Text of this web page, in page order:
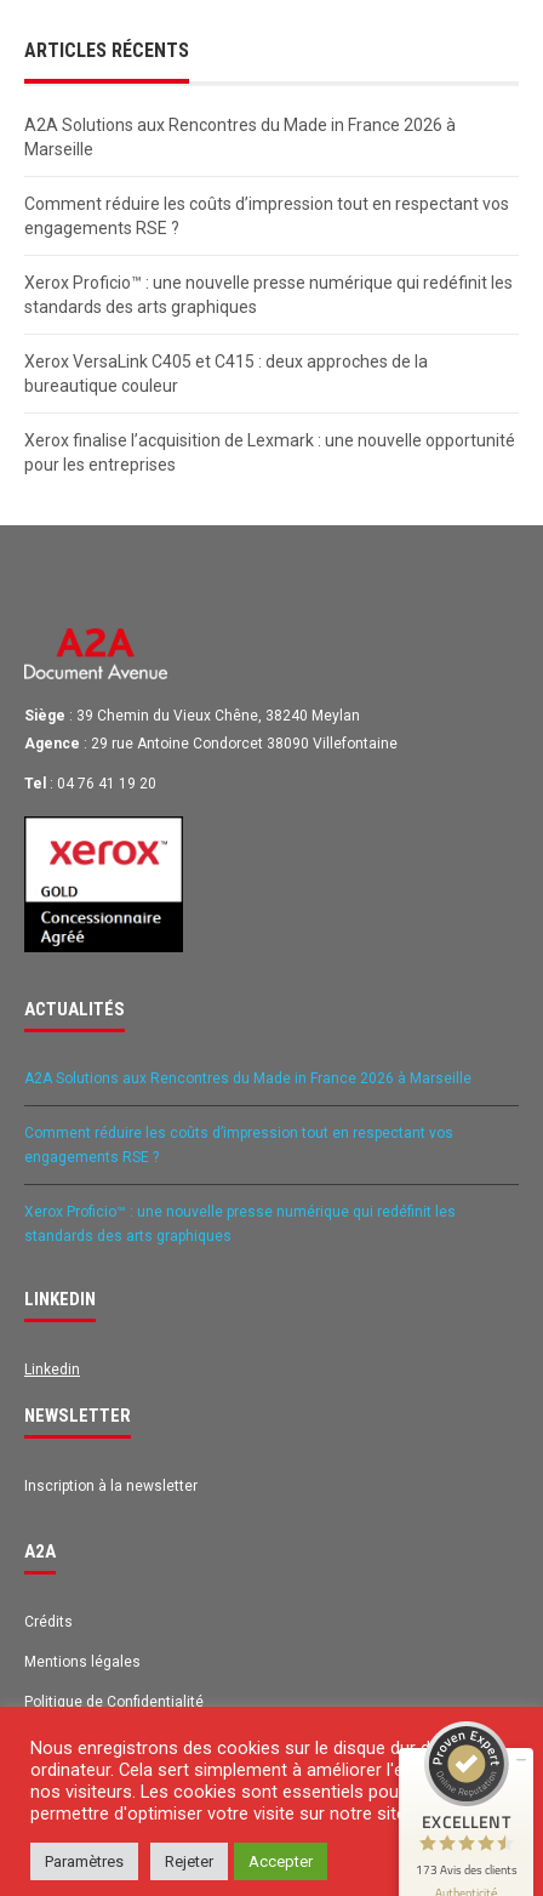
ARTICLES RÉCENTS
A2A Solutions aux Rencontres du Made in France 2026 à
Marseille
Comment réduire les coûts d’impression tout en respectant vos
engagements RSE ?
Xerox Proficio™ : une nouvelle presse numérique qui redéfinit les
standards des arts graphiques
Xerox VersaLink C405 et C415 : deux approches de la
bureautique couleur
Xerox finalise l’acquisition de Lexmark : une nouvelle opportunité
pour les entreprises
Siège : 39 Chemin du Vieux Chêne, 38240 Meylan
Agence : 29 rue Antoine Condorcet 38090 Villefontaine
Tel : 04 76 41 19 20
ACTUALITÉS
A2A Solutions aux Rencontres du Made in France 2026 à Marseille
Comment réduire les coûts d’impression tout en respectant vos
engagements RSE ?
Xerox Proficio™ : une nouvelle presse numérique qui redéfinit les
standards des arts graphiques
LINKEDIN
Linkedin
NEWSLETTER
Inscription à la newsletter
A2A
Crédits
Mentions légales
Politique de Confidentialité
Plan du site
Contact
© 2018 Copyright
Nous enregistrons des cookies sur le disque dur de votre
ordinateur. Cela sert simplement à améliorer l'expérience de
nos visiteurs. Les cookies sont essentiels pour nous
permettre d'optimiser votre visite sur notre site Web.
Paramètres Rejeter Accepter
EXCELLENT
173 Avis des clients
Authenticité
131
Avis sur
ProvenExpert.com
42
Avis de 1 autre source
ProvenExpert.com